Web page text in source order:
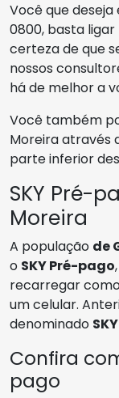
Você que
0800, basta
certeza de que
nossos
há de melhor a
Você também
Moreira através
parte inferior
SKY Pré-
Moreira
A população de
o SKY Pré-pago
recarregar
um celular.
denominado
Confira
pago